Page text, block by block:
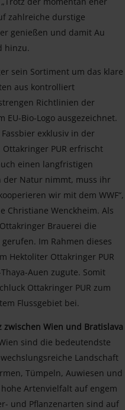
zahlreiche durstige
genießen und damit Au
hinzu.
sein Sortiment um das klare
aus kontrolliert
Richtlinien der
Bio-Logo ausgezeichnet.
exklusiv in der
PUR erfrischt
einen langfristigen
der Natur nimmt, muss ihr
wir mit dem WWF“,
Christiane Wenckheim. Als
Brauerei die
Im Rahmen dieses
Hektoliter Ottakringer PUR
Auen zugute. Somit
Ottakringer PUR zum
Flussgebiet bei.
zwischen Wien und Bratislava
sind die bedeutendste
Landschaft
Tümpeln, Auwiesen und
Artenvielfalt auf engem
und Pflanzenarten sind auf